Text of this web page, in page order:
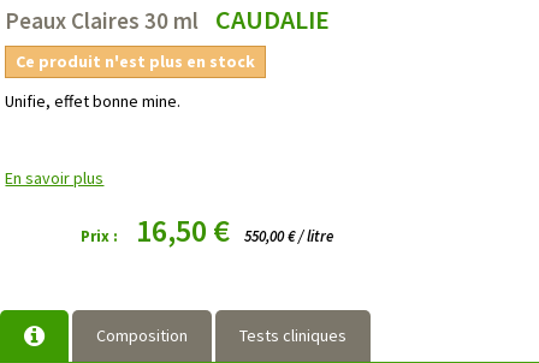
Peaux Claires 30 ml
CAUDALIE
Ce produit n'est plus en stock
Unifie, effet bonne mine.
En savoir plus
Prix : 16,50 € 550,00 € / litre
Composition Tests cliniques